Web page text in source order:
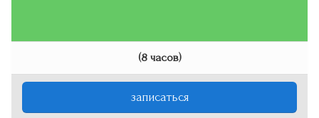
(8 часов)
записаться